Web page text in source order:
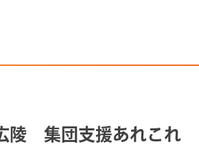
陵 集団支援あれこれ